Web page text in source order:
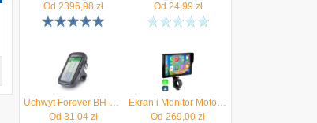
Od 2396,98zł
Od 24,99 zł
Uchwyt Forever BH-100 XXL
Od 31,04zł
Ekran i Monitor Motocyklowy Medialove F92 5'' | CarPlay | Android Auto | Nawigacja Moto | Wodoodporny IPX7 | Wi-Fi | Bluetooth
Od 269,00 zł